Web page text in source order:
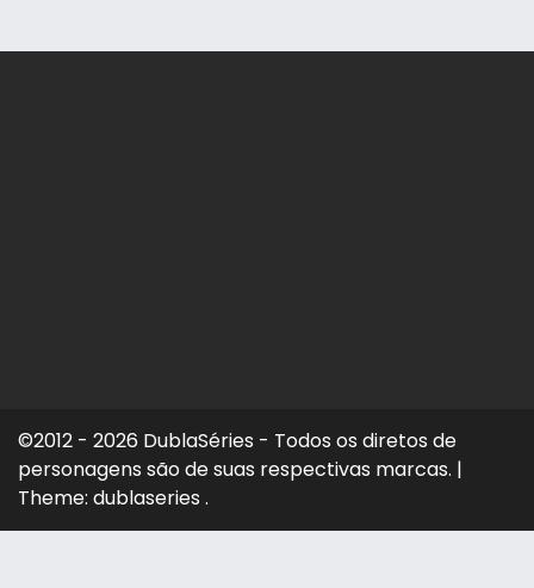
©2012 - 2026 DublaSéries - Todos os diretos de
personagens são de suas respectivas marcas. |
Theme: dublaseries .